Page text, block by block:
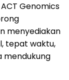
Genomics
menyediakan
tepat waktu,
mendukung